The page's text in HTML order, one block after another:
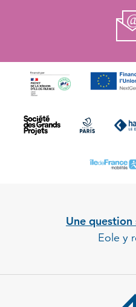
Une
Eole y